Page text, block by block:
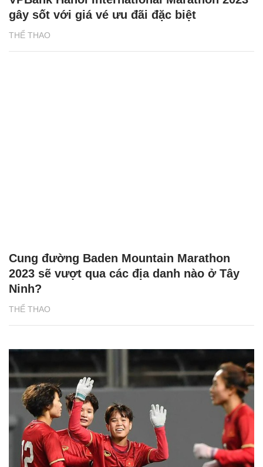
THỂ THAO
gây sốt với giá vé ưu đãi đặc biệt
THỂ THAO
Cung đường Baden Mountain Marathon
2023 sẽ vượt qua các địa danh nào ở Tây
Ninh?